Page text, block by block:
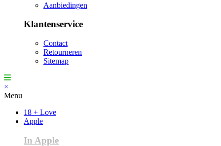
Aanbiedingen
Klantenservice
Contact
Retourneren
Sitemap
×
Menu
18 + Love
Apple
In Apple